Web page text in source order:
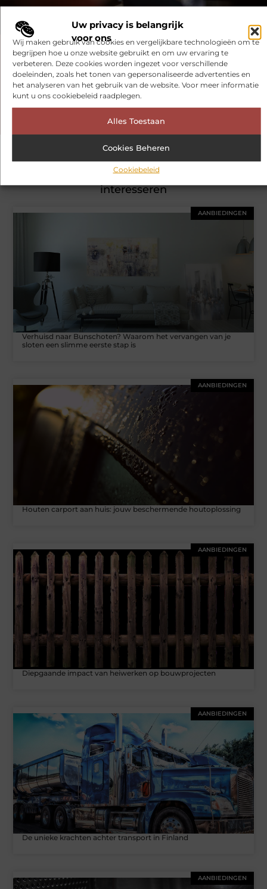
Uw privacy is belangrijk
voor ons
Wij maken gebruik van cookies en vergelijkbare technologieën om te
begrijpen hoe u onze website gebruikt en om uw ervaring te
verbeteren. Deze cookies worden ingezet voor verschillende
doeleinden, zoals het tonen van gepersonaliseerde advertenties en
het analyseren van het gebruik van de website. Voor meer informatie
kunt u ons cookiebeleid raadplegen.
Alles Toestaan
Cookies Beheren
Cookiebeleid
Had je deze artikelen al bekeken?
Ontdek de boeiende en interessante verhalen die wij voor je in
petto hebben en mis onze artikelen niet. Duik in diverse
onderwerpen en blijf op de hoogte!
interesseren
AANBIEDINGEN
Verhuisd naar Bunschoten? Waarom het vervangen van je
sloten een slimme eerste stap is
AANBIEDINGEN
Houten carport aan huis: jouw beschermende houtoplossing
AANBIEDINGEN
Diepgaande impact van heiwerken op bouwprojecten
AANBIEDINGEN
De unieke krachten achter transport in Finland
AANBIEDINGEN